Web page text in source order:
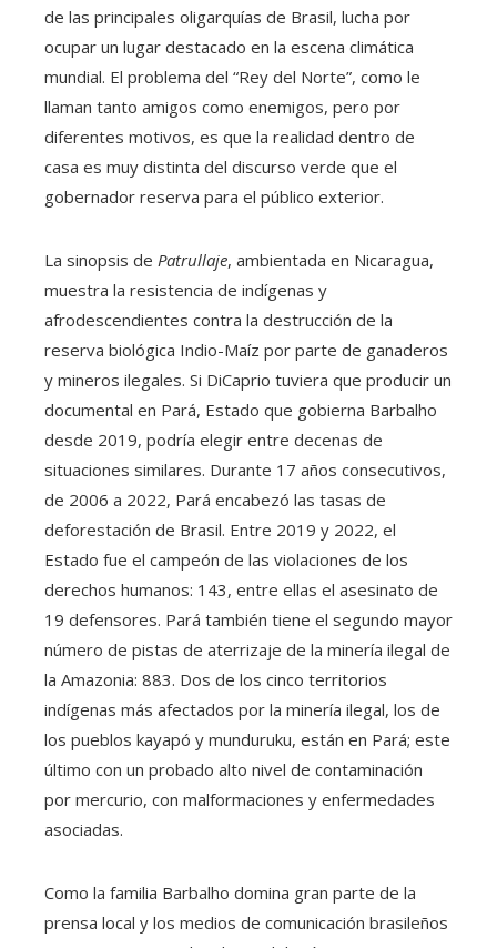
de las principales oligarquías de Brasil, lucha por
ocupar un lugar destacado en la escena climática
mundial. El problema del “Rey del Norte”, como le
llaman tanto amigos como enemigos, pero por
diferentes motivos, es que la realidad dentro de
casa es muy distinta del discurso verde que el
gobernador reserva para el público exterior.
La sinopsis de Patrullaje, ambientada en Nicaragua,
muestra la resistencia de indígenas y
afrodescendientes contra la destrucción de la
reserva biológica Indio-Maíz por parte de ganaderos
y mineros ilegales. Si DiCaprio tuviera que producir un
documental en Pará, Estado que gobierna Barbalho
desde 2019, podría elegir entre decenas de
situaciones similares. Durante 17 años consecutivos,
de 2006 a 2022, Pará encabezó las tasas de
deforestación de Brasil. Entre 2019 y 2022, el
Estado fue el campeón de las violaciones de los
derechos humanos: 143, entre ellas el asesinato de
19 defensores. Pará también tiene el segundo mayor
número de pistas de aterrizaje de la minería ilegal de
la Amazonia: 883. Dos de los cinco territorios
indígenas más afectados por la minería ilegal, los de
los pueblos kayapó y munduruku, están en Pará; este
último con un probado alto nivel de contaminación
por mercurio, con malformaciones y enfermedades
asociadas.
Como la familia Barbalho domina gran parte de la
prensa local y los medios de comunicación brasileños